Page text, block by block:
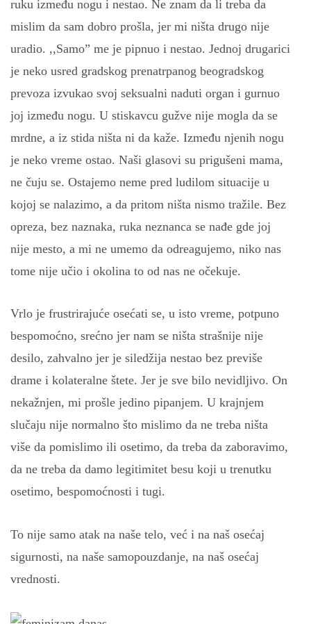
ruku između nogu i nestao. Ne znam da li treba da
mislim da sam dobro prošla, jer mi ništa drugo nije
uradio. ,,Samo” me je pipnuo i nestao. Jednoj drugarici
je neko usred gradskog prenatrpanog beogradskog
prevoza izvukao svoj seksualni naduti organ i gurnuo
joj između nogu. U stiskavcu gužve nije mogla da se
mrdne, a iz stida ništa ni da kaže. Između njenih nogu
je neko vreme ostao. Naši glasovi su prigušeni mama,
ne čuju se. Ostajemo neme pred ludilom situacije u
kojoj se nalazimo, a da pritom ništa nismo tražile. Bez
opreza, bez naznaka, ruka neznanca se nađe gde joj
nije mesto, a mi ne umemo da odreagujemo, niko nas
tome nije učio i okolina to od nas ne očekuje.
Vrlo je frustrirajuće osećati se, u isto vreme, potpuno
bespomoćno, srećno jer nam se ništa strašnije nije
desilo, zahvalno jer je siledžija nestao bez previše
drame i kolateralne štete. Jer je sve bilo nevidljivo. On
nekažnjen, mi prošle jedino pipanjem. U krajnjem
slučaju nije normalno što mislimo da ne treba ništa
više da pomislimo ili osetimo, da treba da zaboravimo,
da ne treba da damo legitimitet besu koji u trenutku
osetimo, bespomoćnosti i tugi.
To nije samo atak na naše telo, već i na naš osećaj
sigurnosti, na naše samopouzdanje, na naš osećaj
vrednosti.